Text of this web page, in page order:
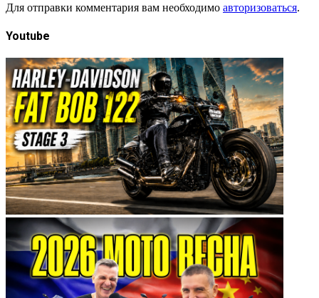
Для отправки комментария вам необходимо авторизоваться.
Youtube